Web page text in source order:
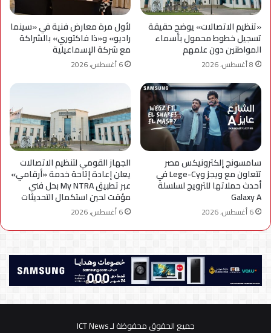
«تنظيم الاتصالات» يوضح حقيقة
تسجيل خطوط محمول بأسماء
المواطنين دون علمهم
8 أغسطس، 2026
لأول مرة معارض فنية في «سينما
راديو» و«ذا فاكتوري» بالشراكة
مع شركة الإسماعيلية
6 أغسطس، 2026
سامسونج إلكترونيكس مصر
تتعاون مع ويجز وLege-Cy في
أحدث حملاتها للترويج لسلسلة
Galaxy A
6 أغسطس، 2026
الجهاز القومي لتنظيم الاتصالات
يعلن إعادة إتاحة خدمة «أرقامي»
عبر تطبيق My NTRA بحل فني
مؤقت لحين استكمال التحديثات
6 أغسطس، 2026
جميع الحقوق محفوظة لـ ICT News